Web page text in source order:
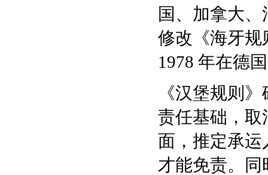
国、加拿大
修改《海牙规
1978 年在德
《汉堡规则
责任基础，取
面，推定承运
才能免责。